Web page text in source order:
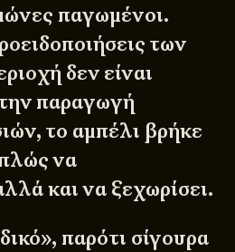
παγωμένοι.
των
δεν είναι
παραγωγή
το αμπέλι βρήκε
να
και να ξεχωρίσει.
παρότι σίγουρα